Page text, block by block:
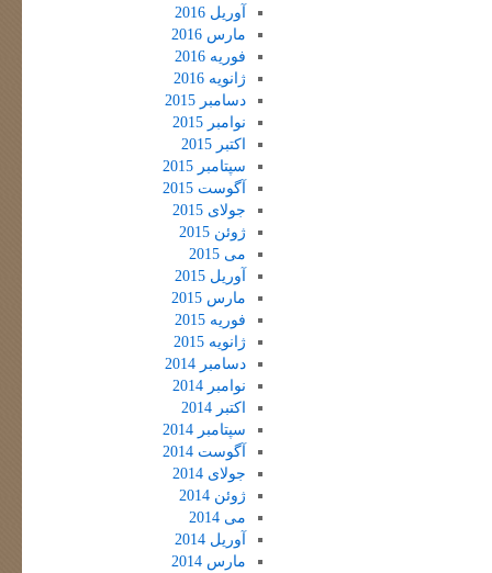
آوریل 2016
مارس 2016
فوریه 2016
ژانویه 2016
دسامبر 2015
نوامبر 2015
اکتبر 2015
سپتامبر 2015
آگوست 2015
جولای 2015
ژوئن 2015
می 2015
آوریل 2015
مارس 2015
فوریه 2015
ژانویه 2015
دسامبر 2014
نوامبر 2014
اکتبر 2014
سپتامبر 2014
آگوست 2014
جولای 2014
ژوئن 2014
می 2014
آوریل 2014
مارس 2014